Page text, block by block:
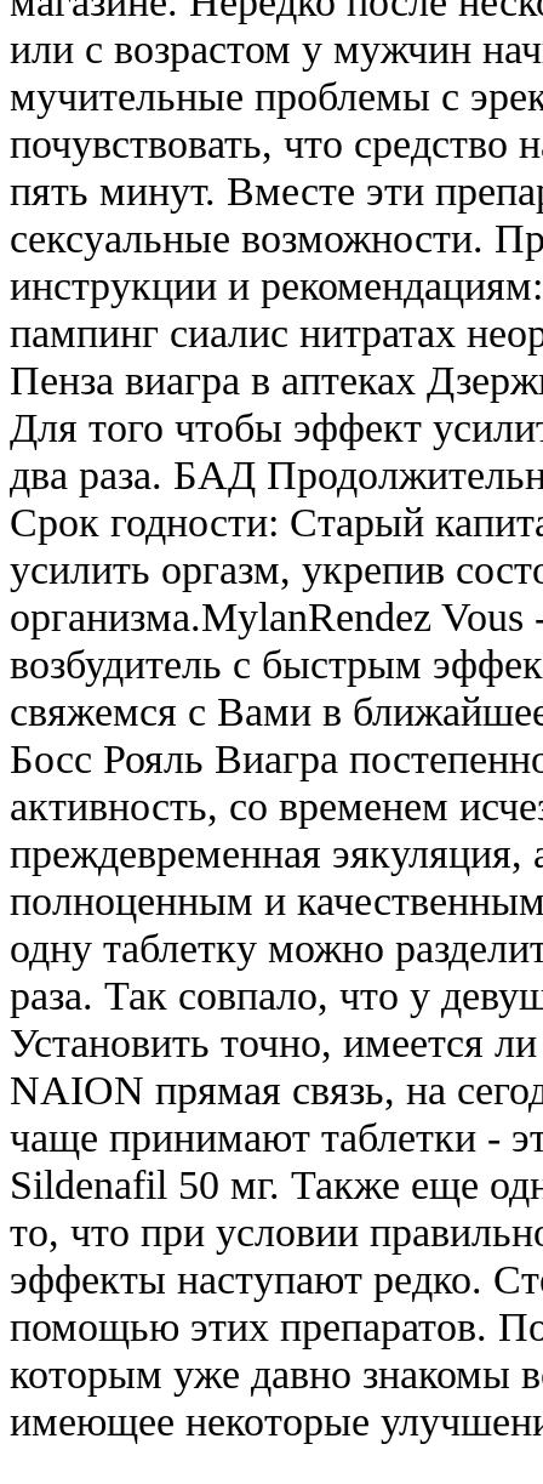
или с возрастом у мужчин
мучительные проблемы с
почувствовать, что средство
пять минут. Вместе эти
сексуальные возможности.
инструкции и
пампинг сиалис нитратах
Пенза виагра в аптеках
Для того чтобы эффект
два раза. БАД
Срок годности: Старый
усилить оргазм, укрепив
организма.MylanRendez
возбудитель с быстрым
свяжемся с Вами в
Босс Рояль Виагра
активность, со временем
преждевременная эякуляция,
полноценным и
одну таблетку можно
раза. Так совпало, что у
Установить точно, имеется
NAION прямая связь, на
чаще принимают таблетки -
Sildenafil 50 мг. Также еще
то, что при условии
эффекты наступают редко.
помощью этих препаратов.
которым уже давно знакомы
имеющее некоторые